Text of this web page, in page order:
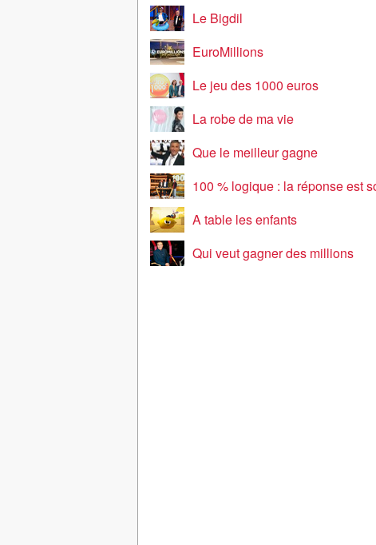
Le Bigdil
EuroMillions
Le jeu des 1000 euros
La robe de ma vie
Que le meilleur gagne
100 % logique : la réponse est sous
A table les enfants
Qui veut gagner des millions